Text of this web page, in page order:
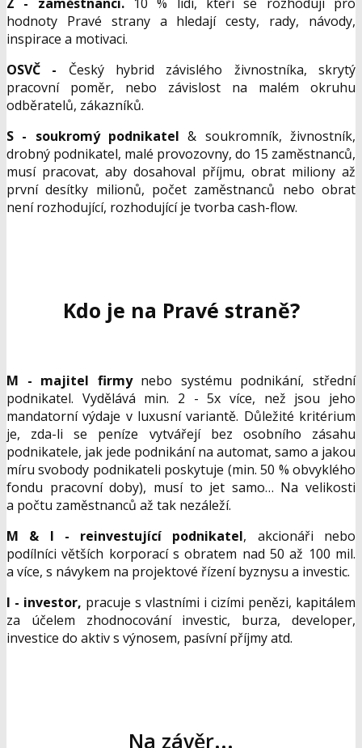
hodnoty Pravé strany a hledají cesty, rady, návody,
inspirace a motivaci.
OSVČ - Český hybrid závislého živnostníka, skrytý
pracovní poměr, nebo závislost na malém okruhu
odběratelů, zákazníků.
S - soukromý podnikatel& soukromník, živnostník,
drobný podnikatel, malé provozovny, do 15 zaměstnanců,
musí pracovat, aby dosahoval příjmu, obrat miliony až
první desítky milionů, počet zaměstnanců nebo obrat
není rozhodující, rozhodující je tvorba cash-flow.
Kdo je na Pravé straně?
M - majitel firmynebo systému podnikání, střední
podnikatel. Vydělává min. 2 - 5x více, než jsou jeho
mandatorní výdaje v luxusní variantě. Důležité kritérium
je, zda-li se peníze vytvářejí bez osobního zásahu
podnikatele, jak jede podnikání na automat, samo a jakou
míru svobody podnikateli poskytuje (min. 50 % obvyklého
fondu pracovní doby), musí to jet samo… Na velikosti
a počtu zaměstnanců až tak nezáleží.
M & I - reinvestující podnikatel, akcionáři nebo
podílníci větších korporací s obratem nad 50 až 100 mil.
a více, s návykem na projektové řízení byznysu a investic.
I - investor, pracuje s vlastními i cizími penězi, kapitálem
za účelem zhodnocování investic, burza, developer,
investice do aktiv s výnosem, pasívní příjmy atd.
Na závěr...